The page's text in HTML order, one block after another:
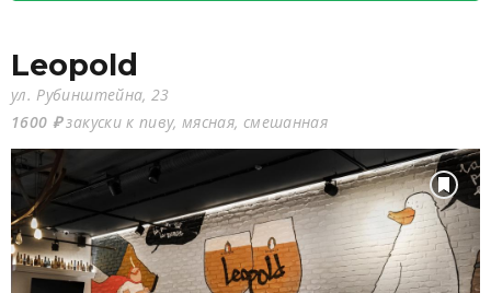
Leopold
ул. Рубинштейна, 23
1600 ₽закуски к пиву, мясная, смешанная